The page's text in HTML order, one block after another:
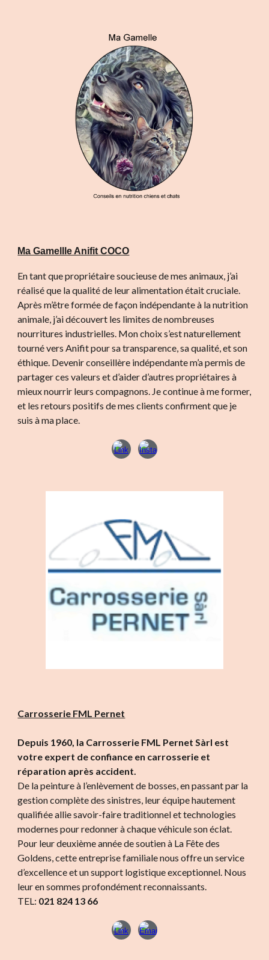
Ma Gamellle Anifit COCO
En tant que propriétaire soucieuse de mes animaux, j’ai
réalisé que la qualité de leur alimentation était cruciale.
Après m’être formée de façon indépendante à la nutrition
animale, j’ai découvert les limites de nombreuses
nourritures industrielles. Mon choix s’est naturellement
tourné vers Anifit pour sa transparence, sa qualité, et son
éthique. Devenir conseillère indépendante m’a permis de
partager ces valeurs et d’aider d’autres propriétaires à
mieux nourrir leurs compagnons. Je continue à me former,
et les retours positifs de mes clients confirment que je
suis à ma place.
Carrosserie FML Pernet
Depuis 1960, la Carrosserie FML Pernet Sàrl est
votre expert de confiance en carrosserie et
réparation après accident.
De la peinture à l’enlèvement de bosses, en passant par la
gestion complète des sinistres, leur équipe hautement
qualifiée allie savoir-faire traditionnel et technologies
modernes pour redonner à chaque véhicule son éclat.
Pour leur deuxième année de soutien à La Fête des
Goldens, cette entreprise familiale nous offre un service
d’excellence et un support logistique exceptionnel. Nous
leur en sommes profondément reconnaissants.
TEL: 021 824 13 66